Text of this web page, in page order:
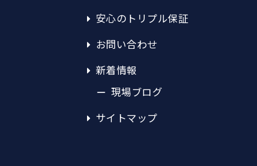
安心のトリプル保証
お問い合わせ
新着情報
現場ブログ
サイトマップ